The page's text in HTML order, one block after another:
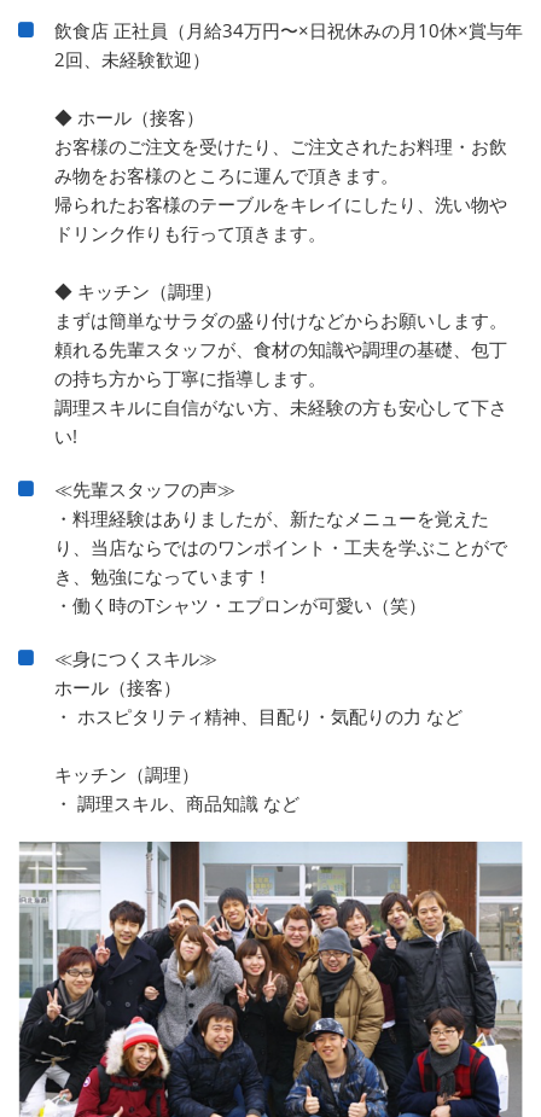
飲食店 正社員（月給34万円〜×日祝休みの月10休×賞与年
2回、未経験歓迎）
◆ ホール（接客）
お客様のご注文を受けたり、ご注文されたお料理・お飲
み物をお客様のところに運んで頂きます。
帰られたお客様のテーブルをキレイにしたり、洗い物や
ドリンク作りも行って頂きます。
◆ キッチン（調理）
まずは簡単なサラダの盛り付けなどからお願いします。
頼れる先輩スタッフが、食材の知識や調理の基礎、包丁
の持ち方から丁寧に指導します。
調理スキルに自信がない方、未経験の方も安心して下さ
い!
≪先輩スタッフの声≫
・料理経験はありましたが、新たなメニューを覚えた
り、当店ならではのワンポイント・工夫を学ぶことがで
き、勉強になっています！
・働く時のTシャツ・エプロンが可愛い（笑）
≪身につくスキル≫
ホール（接客）
・ ホスピタリティ精神、目配り・気配りの力 など
キッチン（調理）
・ 調理スキル、商品知識 など